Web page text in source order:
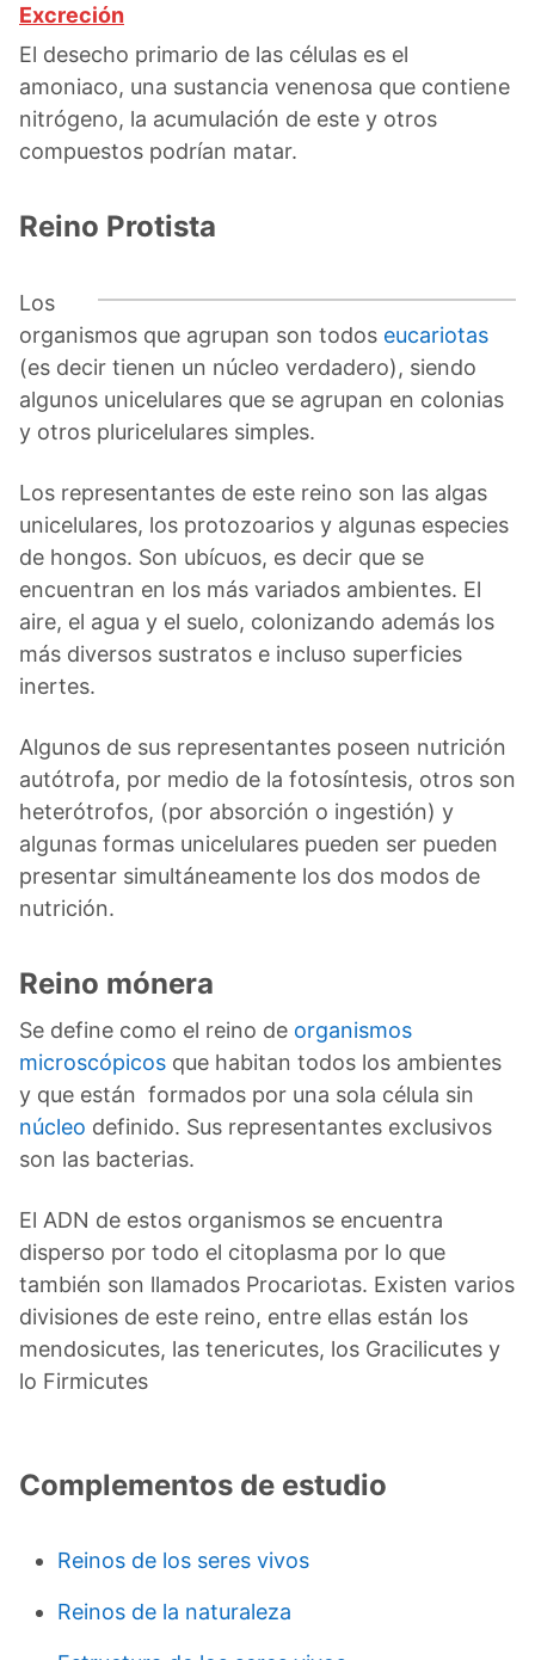
Excreción
El desecho primario de las células es el
amoniaco, una sustancia venenosa que contiene
nitrógeno, la acumulación de este y otros
compuestos podrían matar.
Reino Protista
Los
organismos que agrupan son todos eucariotas
(es decir tienen un núcleo verdadero), siendo
algunos unicelulares que se agrupan en colonias
y otros pluricelulares simples.
Los representantes de este reino son las algas
unicelulares, los protozoarios y algunas especies
de hongos. Son ubícuos, es decir que se
encuentran en los más variados ambientes. El
aire, el agua y el suelo, colonizando además los
más diversos sustratos e incluso superficies
inertes.
Algunos de sus representantes poseen nutrición
autótrofa, por medio de la fotosíntesis, otros son
heterótrofos, (por absorción o ingestión) y
algunas formas unicelulares pueden ser pueden
presentar simultáneamente los dos modos de
nutrición.
Reino mónera
Se define como el reino de organismos
microscópicos que habitan todos los ambientes
y que están formados por una sola célula sin
núcleo definido. Sus representantes exclusivos
son las bacterias.
El ADN de estos organismos se encuentra
disperso por todo el citoplasma por lo que
también son llamados Procariotas. Existen varios
divisiones de este reino, entre ellas están los
mendosicutes, las tenericutes, los Gracilicutes y
lo Firmicutes
Complementos de estudio
Reinos de los seres vivos
Reinos de la naturaleza